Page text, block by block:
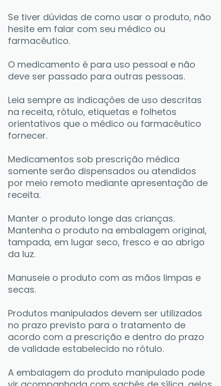
Se tiver dúvidas de como usar o produto, não
hesite em falar com seu médico ou
farmacêutico.
O medicamento é para uso pessoal e não
deve ser passado para outras pessoas.
Leia sempre as indicações de uso descritas
na receita, rótulo, etiquetas e folhetos
orientativos que o médico ou farmacêutico
fornecer.
Medicamentos sob prescrição médica
somente serão dispensados ou atendidos
por meio remoto mediante apresentação de
receita.
Manter o produto longe das crianças.
Mantenha o produto na embalagem original,
tampada, em lugar seco, fresco e ao abrigo
da luz.
Manuseie o produto com as mãos limpas e
secas.
Produtos manipulados devem ser utilizados
no prazo previsto para o tratamento de
acordo com a prescrição e dentro do prazo
de validade estabelecido no rótulo.
A embalagem do produto manipulado pode